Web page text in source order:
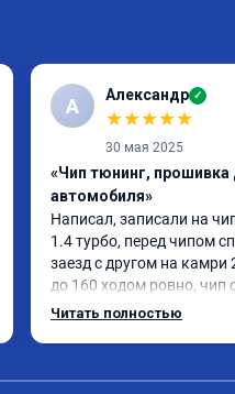
А Александр ✓
★★★★★
30 мая 2025
«Чип тюнинг, прошивка
автомобиля»
Написал, записали на
1.4 турбо, перед чипом
заезд с другом на камри
до 160 ходом ровно, чип
после него стал
Читать полностью